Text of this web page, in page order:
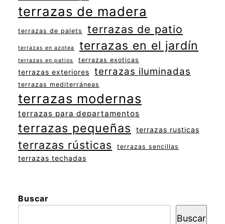
terrazas de madera
terrazas de palets terrazas de patio
terrazas en azotea terrazas en el jardín
terrazas en patios terrazas exoticas
terrazas exteriores terrazas iluminadas
terrazas mediterráneas
terrazas modernas
terrazas para departamentos
terrazas pequeñas terrazas rusticas
terrazas rústicas terrazas sencillas
terrazas techadas
Buscar
Buscar